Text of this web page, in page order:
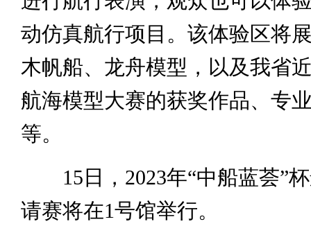
动仿真航行项目。该体验区将
木帆船、龙舟模型，以及我省
航海模型大赛的获奖作品、专
等。
15日，2023年“中船蓝荟”
请赛将在1号馆举行。